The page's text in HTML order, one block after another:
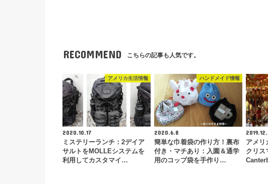
RECOMMEND こちらの記事も人気です。
アメリカ生活情報
2020.10.17
ミステリーランチ：2デイア
サルトをMOLLEシステムを
利用してカスタマイ…
ハンドメイド情報
2020.6.8
簡単な巾着袋の作り方！裏布
付き・マチあり：入園＆通学
用のコップ袋を手作り…
アメリ
クリス